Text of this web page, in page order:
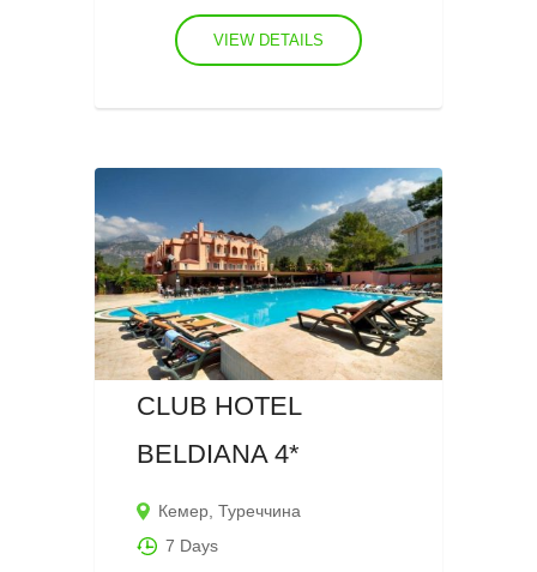
VIEW DETAILS
CLUB HOTEL
BELDIANA 4*
Кемер ,Туреччина
7 Days